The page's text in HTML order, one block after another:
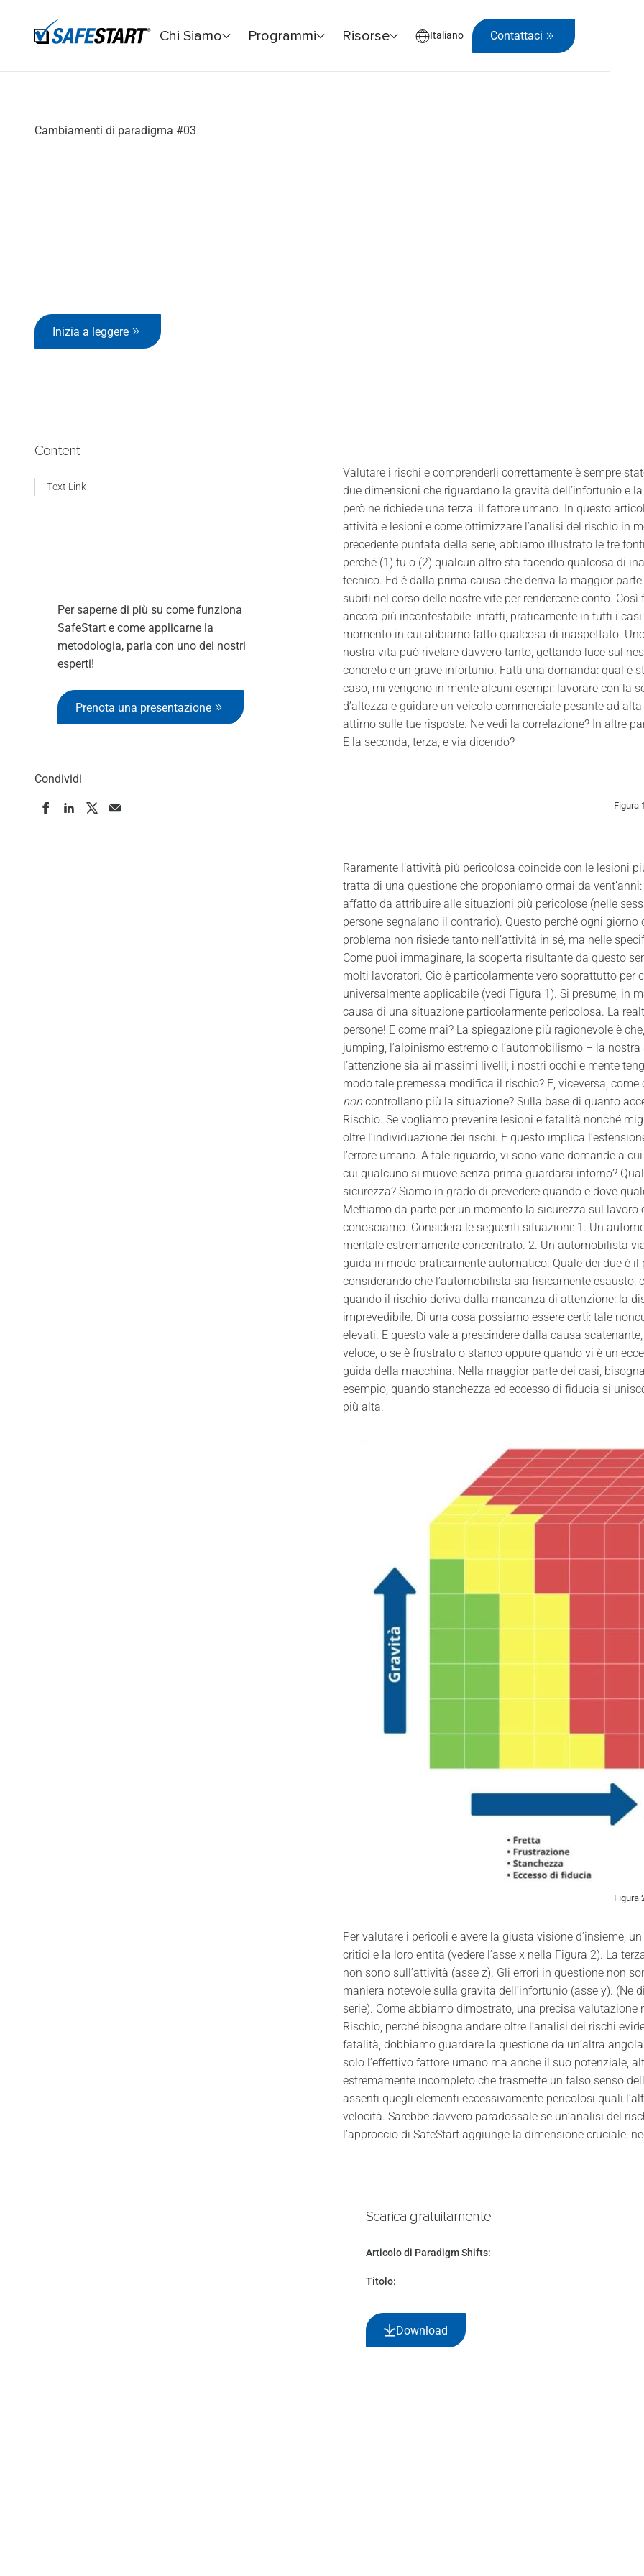
Chi Siamo Programmi Risorse Italiano
Contattaci
Cambiamenti di paradigma #03
Inizia a leggere
Content
Text Link
Per saperne di più su come funziona
SafeStart e come applicarne la
metodologia, parla con uno dei nostri
esperti!
Prenota una presentazione
Condividi
Valutare i rischi e comprenderli correttamente è sempre
due dimensioni che riguardano la gravità dell’infortunio e
però ne richiede una terza: il fattore umano. In questo
attività e lesioni e come ottimizzare l’analisi del rischio in
precedente puntata della serie, abbiamo illustrato le tre
perché (1) tu o (2) qualcun altro sta facendo qualcosa di
tecnico. Ed è dalla prima causa che deriva la maggior
subiti nel corso delle nostre vite per rendercene conto.
ancora più incontestabile: infatti, praticamente in tutti i
momento in cui abbiamo fatto qualcosa di inaspettato.
nostra vita può rivelare davvero tanto, gettando luce sul
concreto e un grave infortunio. Fatti una domanda: qual è
caso, mi vengono in mente alcuni esempi: lavorare con la
d’altezza e guidare un veicolo commerciale pesante ad
attimo sulle tue risposte. Ne vedi la correlazione? In altre
E la seconda, terza, e via dicendo?
Figura
Raramente l’attività più pericolosa coincide con le lesioni
tratta di una questione che proponiamo ormai da
affatto da attribuire alle situazioni più pericolose (nelle
persone segnalano il contrario). Questo perché ogni
problema non risiede tanto nell’attività in sé, ma nelle
Come puoi immaginare, la scoperta risultante da questo
molti lavoratori. Ciò è particolarmente vero soprattutto per
universalmente applicabile (vedi Figura 1). Si presume, in
causa di una situazione particolarmente pericolosa. La
persone! E come mai? La spiegazione più ragionevole è
jumping, l’alpinismo estremo o l’automobilismo – la
l’attenzione sia ai massimi livelli; i nostri occhi e mente
modo tale premessa modifica il rischio? E, viceversa,
noncontrollano più la situazione? Sulla base di quanto
Rischio. Se vogliamo prevenire lesioni e fatalità nonché
oltre l’individuazione dei rischi. E questo implica
l’errore umano. A tale riguardo, vi sono varie domande a
cui qualcuno si muove senza prima guardarsi intorno?
sicurezza? Siamo in grado di prevedere quando e dove
Mettiamo da parte per un momento la sicurezza sul
conosciamo. Considera le seguenti situazioni: 1. Un
mentale estremamente concentrato. 2. Un automobilista
guida in modo praticamente automatico. Quale dei due è
considerando che l’automobilista sia fisicamente esausto,
quando il rischio deriva dalla mancanza di attenzione: la
imprevedibile. Di una cosa possiamo essere certi: tale
elevati. E questo vale a prescindere dalla causa
veloce, o se è frustrato o stanco oppure quando vi è un
guida della macchina. Nella maggior parte dei casi,
esempio, quando stanchezza ed eccesso di fiducia si
più alta.
Figura
Per valutare i pericoli e avere la giusta visione d’insieme,
critici e la loro entità (vedere l’asse x nella Figura 2). La
non sono sull’attività (asse z). Gli errori in questione non
maniera notevole sulla gravità dell’infortunio (asse y).
serie). Come abbiamo dimostrato, una precisa
Rischio, perché bisogna andare oltre l’analisi dei rischi
fatalità, dobbiamo guardare la questione da un’altra
solo l’effettivo fattore umano ma anche il suo potenziale,
estremamente incompleto che trasmette un falso senso
assenti quegli elementi eccessivamente pericolosi quali
velocità. Sarebbe davvero paradossale se un’analisi del
l’approccio di SafeStart aggiunge la dimensione cruciale,
Scarica gratuitamente
Articolo di Paradigm Shifts:
Titolo:
Download